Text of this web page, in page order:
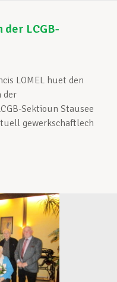
der LCGB-
LOMEL huet den
der
Sektioun Stausee
gewerkschaftlech